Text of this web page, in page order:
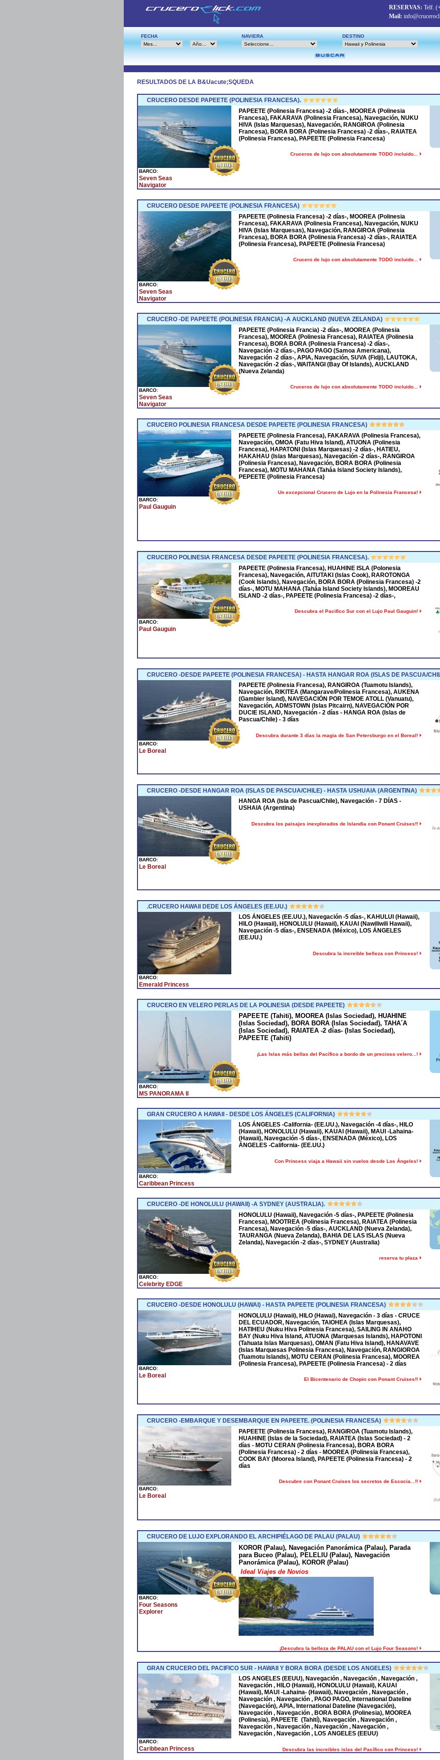
RESERVAS: Telf.
Mail:
FECHA NAVIERA DESTINO
RESULTADOS DE LA B&Uacute;SQUEDA
CRUCERO DESDE PAPEETE (POLINESIA FRANCESA).
BARCO:
Seven Seas
Navigator
PAPEETE (Polinesia Francesa) -2 días-, MOOREA (Polinesia
Francesa), FAKARAVA (Polinesia Francesa), Navegación, NUKU
HIVA (Islas Marquesas), Navegación, RANGIROA (Polinesia
Francesa), BORA BORA (Polinesia Francesa) -2 días-, RAIATEA
(Polinesia Francesa), PAPEETE (Polinesia Francesa)
Cruceros de lujo con absolutamente TODO incluido...
CRUCERO DESDE PAPEETE (POLINESIA FRANCESA)
BARCO:
Seven Seas
Navigator
PAPEETE (Polinesia Francesa) -2 días-, MOOREA (Polinesia
Francesa), FAKARAVA (Polinesia Francesa), Navegación, NUKU
HIVA (Islas Marquesas), Navegación, RANGIROA (Polinesia
Francesa), BORA BORA (Polinesia Francesa) -2 días-, RAIATEA
(Polinesia Francesa), PAPEETE (Polinesia Francesa)
Crucero de lujo con absolutamente TODO incluido...
CRUCERO -DE PAPEETE (POLINESIA FRANCIA) -A AUCKLAND (NUEVA ZELANDA)
BARCO:
Seven Seas
Navigator
PAPEETE (Polinesia Francia) -2 días-, MOOREA (Polinesia
Francesa), MOOREA (Polinesia Francesa), RAIATEA (Polinesia
Francesa), BORA BORA (Polinesia Francesa) -2 días-,
Navegación -2 días-, PAGO PAGO (Samoa Americana),
Navegación -2 días-, APIA, Navegación, SUVA (Fidji), LAUTOKA,
Navegación -2 días-, WAITANGI (Bay Of Islands), AUCKLAND
(Nueva Zelanda)
Cruceros de lujo con absolutamente TODO incluido...
CRUCERO POLINESIA FRANCESA DESDE PAPEETE (POLINESIA FRANCESA)
BARCO:
Paul Gauguin
PAPEETE (Polinesia Francesa), FAKARAVA (Polinesia Francesa),
Navegación, OMOA (Fatu Hiva Island), ATUONA (Polinesia
Francesa), HAPATONI (Islas Marquesas) -2 días-, HATIEU,
HAKAHAU (Islas Marquesas), Navegación -2 días-, RANGIROA
(Polinesia Francesa), Navegación, BORA BORA (Polinesia
Francesa), MOTU MAHANA (Taháa Island Society Islands),
PEPEETE (Polinesia Francesa)
Un excepcional Crucero de Lujo en la Polinesia Francesa!
CRUCERO POLINESIA FRANCESA DESDE PAPEETE (POLINESIA FRANCESA).
BARCO:
Paul Gauguin
PAPEETE (Polinesia Francesa), HUAHINE ISLA (Polonesia
Francesa), Navegación, AITUTAKI (Islas Cook), RAROTONGA
(Cook Islands), Navegación, BORA BORA (Polinesia Francesa) -2
días-, MOTU MAHANA (Taháa Island Society Islands), MOOREAU
ISLAND -2 días-, PAPEETE (Polinesia Francesa) -2 días-,
Descubra el Pacifico Sur con el Lujo Paul Gauguin!
CRUCERO -DESDE PAPEETE (POLINESIA FRANCESA) - HASTA HANGAR ROA (ISLAS DE PASCUA/
BARCO:
Le Boreal
PAPEETE (Polinesia Francesa), RANGIROA (Tuamotu Islands),
Navegación, RIKITEA (Mangarave/Polinesia Francesa), AUKENA
(Gambier Island), NAVEGACIÓN POR TEMOE ATOLL (Vanuatu),
Navegación, ADMSTOWN (Islas Pitcairn), NAVEGACIÓN POR
DUCIE ISLAND, Navegación - 2 días - HANGA ROA (Islas de
Pascua/Chile) - 3 días
Descubra durante 3 días la magia de San Petersburgo en el Boreal!
CRUCERO -DESDE HANGAR ROA (ISLAS DE PASCUA/CHILE) - HASTA USHUAIA (ARGENTINA)
BARCO:
Le Boreal
HANGA ROA (Isla de Pascua/Chile), Navegación - 7 DÍAS -
USHAIA (Argentina)
Descubra los paisajes inexplorados de Islandia con Ponant Cruises!!
.CRUCERO HAWAII DEDE LOS ÁNGELES (EE.UU.)
BARCO:
Emerald Princess
LOS ÁNGELES (EE.UU.), Navegación -5 días-, KAHULUI (Hawaii),
HILO (Hawaii), HONOLULU (Hawaii), KAUAI (Nawiliwili Hawaii),
Navegación -5 días-, ENSENADA (México), LOS ÁNGELES
(EE.UU.)
Descubra la increible belleza con Princess!
CRUCERO EN VELERO PERLAS DE LA POLINESIA (DESDE PAPEETE)
BARCO:
MS PANORAMA II
PAPEETE (Tahiti), MOOREA (Islas Sociedad), HUAHINE
(Islas Sociedad), BORA BORA (Islas Sociedad), TAHA´A
(Islas Sociedad), RAIATEA -2 días- (Islas Sociedad),
PAPEETE (Tahiti)
¡Las Islas más bellas del Pacífico a bordo de un precioso velero...!
GRAN CRUCERO A HAWAII - DESDE LOS ÁNGELES (CALIFORNIA)
BARCO:
Caribbean Princess
LOS ÁNGELES -California- (EE.UU.), Navegación -4 días-, HILO
(Hawaii), HONOLULU (Hawaii), KAUAI (Hawaii), MAUI -Lahaina-
(Hawaii), Navegación -5 días-, ENSENADA (México), LOS
ÁNGELES -California- (EE.UU.)
Con Princess viaja a Hawaii sin vuelos desde Los Ángeles!
CRUCERO -DE HONOLULU (HAWAII) -A SYDNEY (AUSTRALIA).
BARCO:
Celebrity EDGE
HONOLULU (Hawaii), Navegación -5 días-, PAPEETE (Polinesia
Francesa), MOOTREA (Polinesia Francesa), RAIATEA (Polinesia
Francesa), Navegación -5 días-, AUCKLAND (Nueva Zelanda),
TAURANGA (Nueva Zelanda), BAHIA DE LAS ISLAS (Nueva
Zelanda), Navegación -2 días-, SYDNEY (Australia)
reserva tu plaza
CRUCERO -DESDE HONOLULU (HAWAI) - HASTA PAPEETE (POLINESIA FRANCESA)
BARCO:
Le Boreal
HONOLULU (Hawaii), HILO (Hawai), Navegación - 3 días - CRUCE
DEL ECUADOR, Navegación, TAIOHEA (Islas Marquesas),
HATIHEU (Nuku Hiva Polinesia Francesa), SAILING IN ANAHO
BAY (Nuku Hiva Island, ATUONA (Marquesas Islands), HAPOTONI
(Tahuata Islas Marquesas), OMAN (Fatu Hiva Island), HANAVAVE
(Islas Marquesas Polinesia Francesa), Navegación, RANGIOROA
(Tuamotu Islands), MOTU CERAN (Polinesia Francesa), MOOREA
(Polinesia Francesa), PAPEETE (Polinesia Francesa) - 2 días
El Bicentenario de Chopin con Ponant Cruises!!
CRUCERO -EMBARQUE Y DESEMBARQUE EN PAPEETE. (POLINESIA FRANCESA)
BARCO:
Le Boreal
PAPEETE (Polinesia Francesa), RANGIROA (Tuamotu Islands),
HUAHINE (Islas de la Sociedad), RAIATEA (Islas Sociedad) - 2
días - MOTU CERAN (Polinesia Francesa), BORA BORA
(Polinesia Francesa) - 2 días - MOOREA (Polinesia Francesa),
COOK BAY (Moorea Island), PAPEETE (Polinesia Francesa) - 2
días
Descubre con Ponant Cruises los secretos de Escocia...!!
CRUCERO DE LUJO EXPLORANDO EL ARCHIPIÉLAGO DE PALAU (PALAU)
BARCO:
Four Seasons
Explorer
KOROR (Palau), Navegación Panorámica (Palau), Parada
para Buceo (Palau), PELELIU (Palau), Navegación
Panorámica (Palau), KOROR (Palau)
Ideal Viajes de Novios
¡Descubra la belleza de PALAU con el Lujo Four Seasons!
GRAN CRUCERO DEL PACIFICO SUR - HAWAII Y BORA BORA (DESDE LOS ANGELES)
BARCO:
Caribbean Princess
LOS ANGELES (EEUU), Navegación , Navegación , Navegación ,
Navegación , HILO (Hawaii), HONOLULU (Hawaii), KAUAI
(Hawaii), MAUI -Lahaina- (Hawaii), Navegación , Navegación ,
Navegación , Navegación , PAGO PAGO, International Dateline
(Navegación), APIA, International Dateline (Navegación),
Navegación , Navegación , BORA BORA (Polinesia), MOOREA
(Polinesia), PAPEETE (Tahití), Navegación , Navegación ,
Navegación , Navegación , Navegación , Navegación ,
Navegación , Navegación , LOS ANGELES (EEUU)
Descubra las increibles islas del Pacífico con Princess!